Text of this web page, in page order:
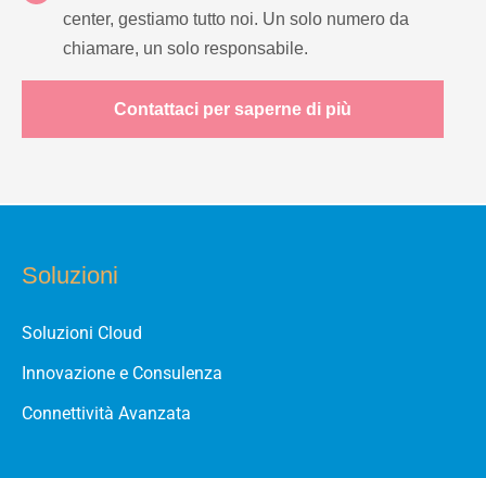
center, gestiamo tutto noi. Un solo numero da
chiamare, un solo responsabile.
Contattaci per saperne di più
Soluzioni
Soluzioni Cloud
Innovazione e Consulenza
Connettività Avanzata